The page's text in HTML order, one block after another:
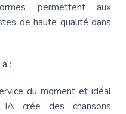
permettent aux
de haute qualité dans
:
du moment et idéal
crée des chansons